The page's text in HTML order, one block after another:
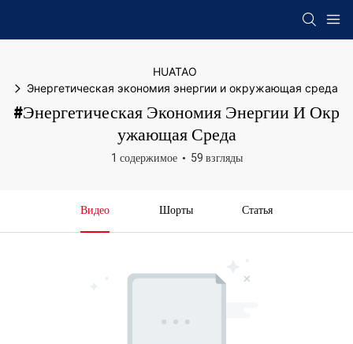
HUATAO
Энергетическая экономия энергии и окружающая среда
#Энергетическая Экономия Энергии И Окр
Ужающая Среда
1 содержимое 59 взгляды
Видео Шорты Статья